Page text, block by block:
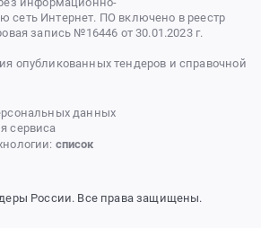
сеть Интернет. ПО включено в реестр
запись №16446 от 30.01.2023 г.
опубликованных тендеров и справочной
данных
сервиса
список
России. Все права защищены.